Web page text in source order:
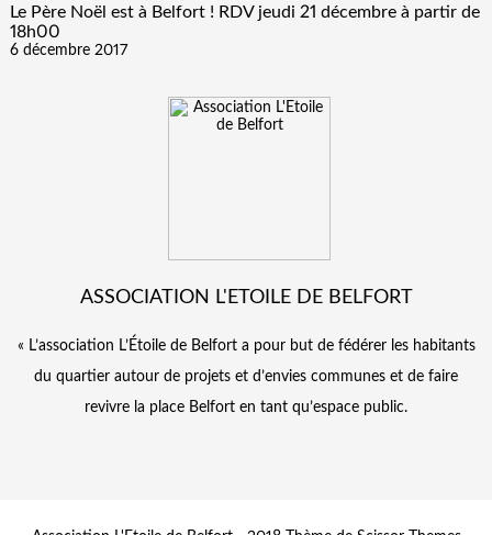
Le Père Noël est à Belfort ! RDV jeudi 21 décembre à partir de
18h00
6 décembre 2017
ASSOCIATION L'ETOILE DE BELFORT
« L’association L’Étoile de Belfort a pour but de fédérer les habitants
du quartier autour de projets et d’envies communes et de faire
revivre la place Belfort en tant qu’espace public.